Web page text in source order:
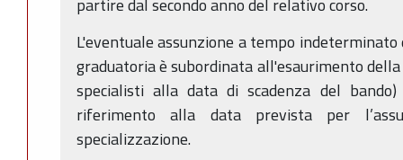
partire dal secondo anno del relativo corso.
L'eventuale assunzione a tempo
graduatoria è subordinata all'esaurimento
specialisti alla data di scadenza del
riferimento alla data prevista per
specializzazione.